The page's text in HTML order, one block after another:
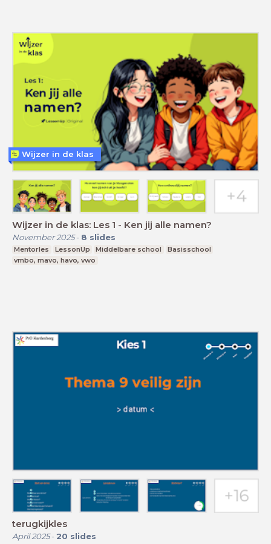
Wijzer in de klas: Les 1 - Ken jij alle namen?
November 2025- 8 slides
Mentorles LessonUp Middelbare school
Basisschool
vmbo, mavo, havo, vwo
Wijzer in de klas
terugkijkles
April 2025- 20 slides